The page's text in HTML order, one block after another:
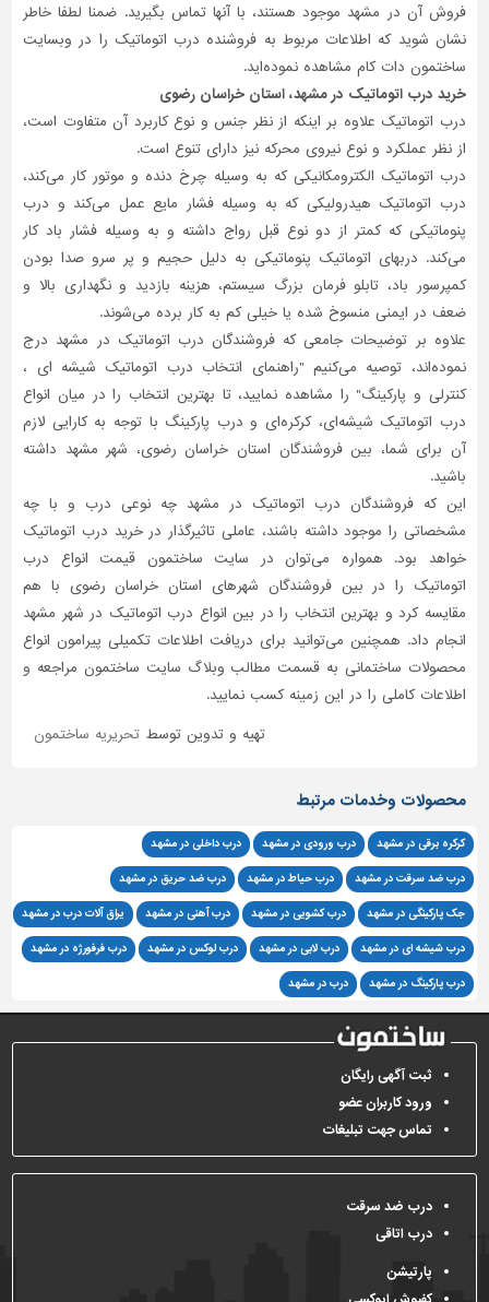
فروش آن در مشهد موجود هستند، با آنها تماس بگیرید. ضمنا لطفا خاطر
نشان شوید که اطلاعات مربوط به فروشنده درب اتوماتیک را در وبسایت
ساختمون دات کام مشاهده نموده‌اید.
خرید درب اتوماتیک در مشهد، استان خراسان رضوی
درب اتوماتیک علاوه بر اینکه از نظر جنس و نوع کاربرد آن متفاوت است،
از نظر عملکرد و نوع نیروی محرکه نیز دارای تنوع است.
درب اتوماتیک الکترومکانیکی که به وسیله چرخ دنده و موتور کار می‌کند،
درب اتوماتیک هیدرولیکی که به وسیله فشار مایع عمل می‌کند و درب
پنوماتیکی که کمتر از دو نوع قبل رواج داشته و به وسیله فشار باد کار
می‌کند. دربهای اتوماتیک پنوماتیکی به دلیل حجیم و پر سرو صدا بودن
کمپرسور باد، تابلو فرمان بزرگ سیستم، هزینه بازدید و نگهداری بالا و
ضعف در ایمنی منسوخ شده یا خیلی کم به کار برده می‌شوند.
علاوه بر توضیحات جامعی که فروشندگان درب اتوماتیک در مشهد درج
نموده‌اند، توصیه می‌کنیم "راهنمای انتخاب درب اتوماتیک شیشه ای ،
کنترلی و پارکینگ" را مشاهده نمایید، تا بهترین انتخاب را در میان انواع
درب اتوماتیک شیشه‌ای، کرکره‌ای و درب پارکینگ با توجه به کارایی لازم
آن برای شما، بین فروشندگان استان خراسان رضوی، شهر مشهد داشته
باشید.
این که فروشندگان درب اتوماتیک در مشهد چه نوعی درب و با چه
مشخصاتی را موجود داشته باشند، عاملی تاثیر‌گذار در خرید درب اتوماتیک
خواهد بود. همواره می‌توان در سایت ساختمون قیمت انواع درب
اتوماتیک را در بین فروشندگان شهرهای استان خراسان رضوی با هم
مقایسه کرد و بهترین انتخاب را در بین انواع درب اتوماتیک در شهر مشهد
انجام داد. همچنین می‌توانید برای دریافت اطلاعات تکمیلی پیرامون انواع
محصولات ساختمانی به قسمت مطالب وبلاگ سایت ساختمون مراجعه و
اطلاعات کاملی را در این زمینه کسب نمایید.
تهیه و تدوین توسط تحریریه ساختمون
محصولات وخدمات مرتبط
کرکره برقی در مشهد درب ورودی در مشهد درب داخلی در مشهد
درب ضد سرقت در مشهد درب حیاط در مشهد درب ضد حریق در مشهد
جک پارکینگی در مشهد درب کشویی در مشهد درب آهنی در مشهد یراق آلات درب در مشهد
درب شیشه ای در مشهد درب لابی در مشهد درب لوکس در مشهد درب فرفورژه در مشهد
درب پارکینگ در مشهد درب در مشهد
ثبت آگهی رایگان
ورود کاربران عضو
تماس جهت تبلیغات
درب ضد سرقت
درب اتاقی
پارتیشن